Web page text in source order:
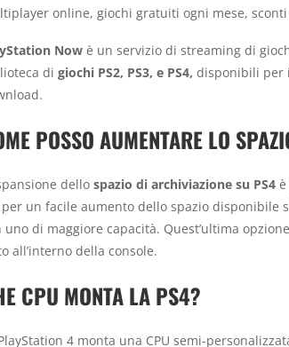
online, giochi gratuiti ogni mese,
Now è un servizio di streaming di
di giochi PS2, PS3, e PS4, disponibili per
POSSO AUMENTARE LO
dello spazio di archiviazione su PS4
per un facile aumento dello spazio disponibile
uno di maggiore capacità. Quest’ultima
all’interno della console.
CPU MONTA LA PS4?
4 monta una CPU semi-